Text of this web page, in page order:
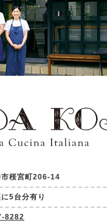
市桜宮町206-14
5台分有り
8282